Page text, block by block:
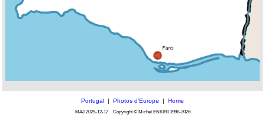
Portugal | Photos d'Europe | Home
MAJ 2025-12-12Copyright © Michel ENKIRI 1998-2026